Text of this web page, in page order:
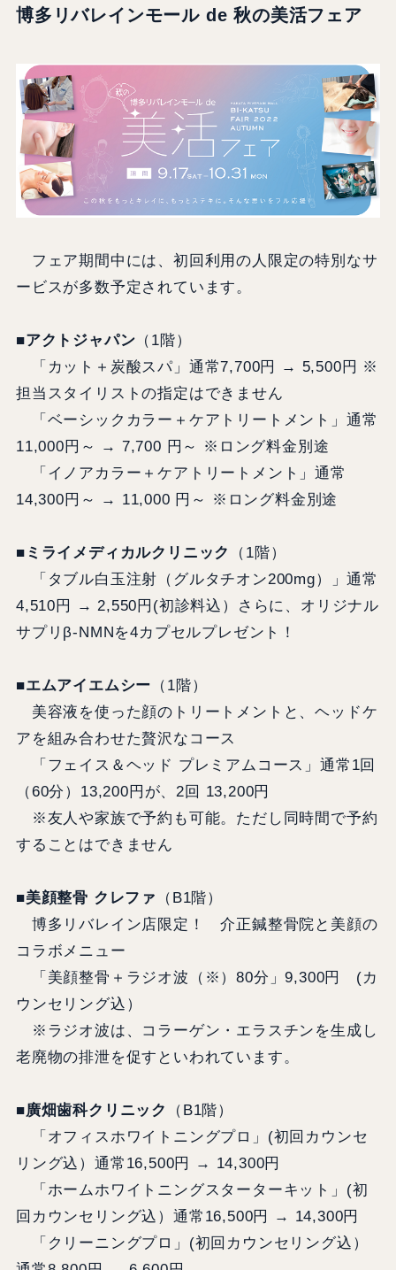
博多リバレインモール de 秋の美活フェア
フェア期間中には、初回利用の人限定の特別なサ
ービスが多数予定されています。
■アクトジャパン （1階）
「カット＋炭酸スパ」通常7,700円 → 5,500円 ※
担当スタイリストの指定はできません
「ベーシックカラー＋ケアトリートメント」通常
11,000円～ → 7,700 円～ ※ロング料金別途
「イノアカラー＋ケアトリートメント」通常
14,300円～ → 11,000 円～ ※ロング料金別途
■ミライメディカルクリニック
（1階）
「タブル白玉注射（グルタチオン200mg）」通常
4,510円 → 2,550円(初診料込）さらに、オリジナル
サプリβ-NMNを4カプセルプレゼント！
■エムアイエムシー （1階）
美容液を使った顔のトリートメントと、ヘッドケ
アを組み合わせた贅沢なコース
「フェイス＆ヘッド プレミアムコース」通常1回
（60分）13,200円が、2回 13,200円
※友人や家族で予約も可能。ただし同時間で予約
することはできません
■美顔整骨 クレファ
（B1階）
博多リバレイン店限定！ 介正鍼整骨院と美顔の
コラボメニュー
「美顔整骨＋ラジオ波（※）80分」9,300円 (カ
ウンセリング込）
※ラジオ波は、コラーゲン・エラスチンを生成し
老廃物の排泄を促すといわれています。
■廣畑歯科クリニック
（B1階）
「オフィスホワイトニングプロ」(初回カウンセ
リング込）通常16,500円 → 14,300円
「ホームホワイトニングスターターキット」(初
回カウンセリング込）通常16,500円 → 14,300円
「クリーニングプロ」(初回カウンセリング込）